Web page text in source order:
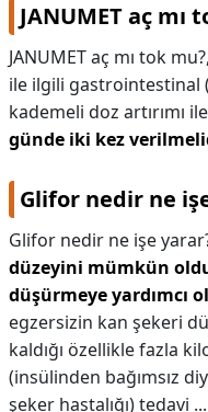
JANUMET aç mı
JANUMET aç mı tok mu?,
ile ilgili gastrointestinal
kademeli doz artırımı
günde iki kez
Glifor nedir ne
Glifor nedir ne işe
düzeyini mümkün
düşürmeye yardımcı
egzersizin kan şekeri
kaldığı özellikle fazla
(insülinden bağımsız
şeker hastalığı) tedavi ...